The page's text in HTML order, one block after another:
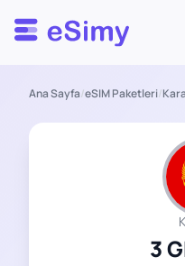
Esimy
Ana Sayfa/eSIM Paketleri/
3